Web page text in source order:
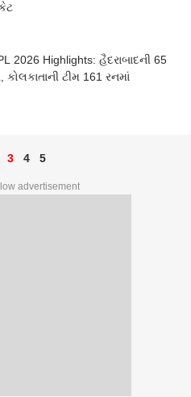
2026 Highlights: હૈદરાબાદની 65
કોલકાતાની ટીમ 161 રનમાં
3 4 5
advertisement